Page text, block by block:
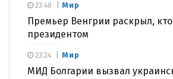
Мир
Премьер Венгрии раскрыл, кто
президентом
23:40
Мир
МИД Болгарии вызвал
23:24